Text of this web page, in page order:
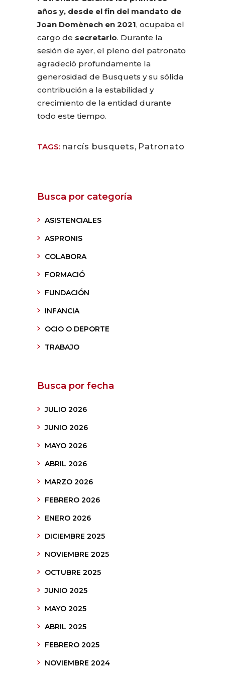
años y, desde el fin del mandato de
Joan Domènech en 2021, ocupaba el
cargo de secretario. Durante la
sesión de ayer, el pleno del patronato
agradeció profundamente la
generosidad de Busquets y su sólida
contribución a la estabilidad y
crecimiento de la entidad durante
todo este tiempo.
TAGS: narcís busquets, Patronato
Busca por categoría
ASISTENCIALES
ASPRONIS
COLABORA
FORMACIÓ
FUNDACIÓN
INFANCIA
OCIO O DEPORTE
TRABAJO
Busca por fecha
JULIO 2026
JUNIO 2026
MAYO 2026
ABRIL 2026
MARZO 2026
FEBRERO 2026
ENERO 2026
DICIEMBRE 2025
NOVIEMBRE 2025
OCTUBRE 2025
JUNIO 2025
MAYO 2025
ABRIL 2025
FEBRERO 2025
NOVIEMBRE 2024